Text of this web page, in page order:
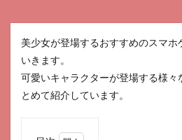
美少女が登場するおすすめのスマ
いきます。
可愛いキャラクターが登場する様々
とめて紹介しています。